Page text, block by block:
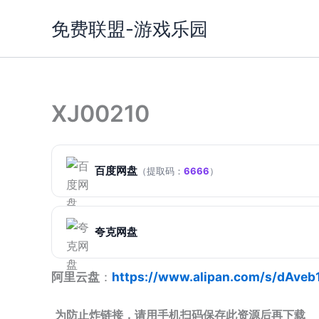
免费联盟-游戏乐园
XJ00210
百度网盘 （提取码： 6666）
夸克网盘
阿里云盘 ： https://www.alipan.com/s/
为防止炸链接，请用手机扫码保存此资源后再下载